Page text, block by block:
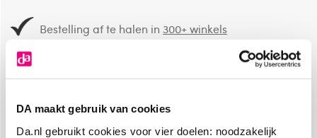
DA maakt gebruik van cookies
Da.nl gebruikt cookies voor vier doelen: noodzakelijk
Bestelling af te halen in300+ winkels
8.6 uit4.106 reviews